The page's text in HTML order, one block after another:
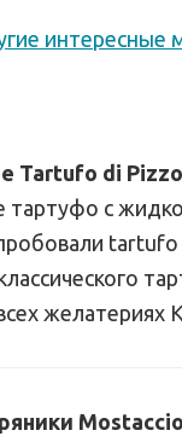
интересные
Tartufo di Pizzo
с
желатериях